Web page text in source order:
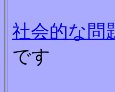
社会的な問
です